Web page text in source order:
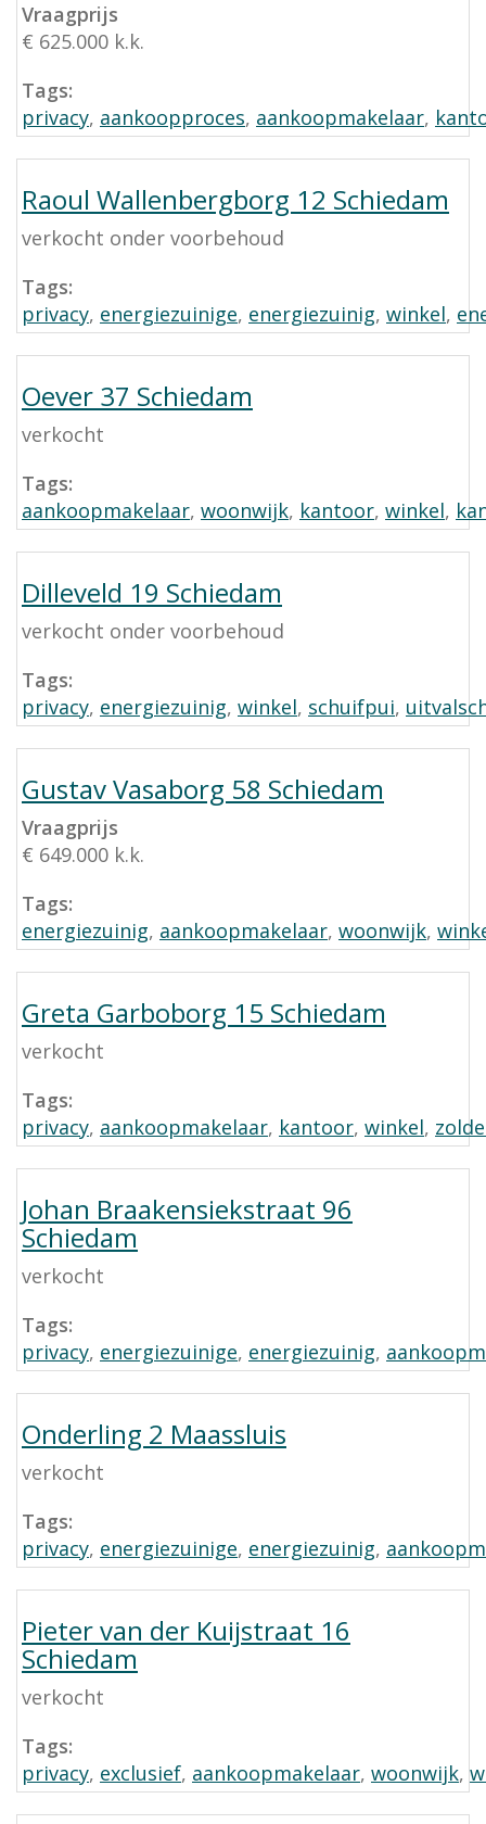
Vraagprijs
€ 625.000 k.k.
Tags:
privacy, aankoopproces, aankoopmakelaar,
Raoul Wallenbergborg 12 Schiedam
verkocht onder voorbehoud
Tags:
privacy, energiezuinige, energiezuinig, winkel,
Oever 37 Schiedam
verkocht
Tags:
aankoopmakelaar, woonwijk, kantoor, winkel,
Dilleveld 19 Schiedam
verkocht onder voorbehoud
Tags:
privacy, energiezuinig, winkel, schuifpui,
Gustav Vasaborg 58 Schiedam
Vraagprijs
€ 649.000 k.k.
Tags:
energiezuinig, aankoopmakelaar, woonwijk,
Greta Garboborg 15 Schiedam
verkocht
Tags:
privacy, aankoopmakelaar, kantoor, winkel,
Johan Braakensiekstraat 96
Schiedam
verkocht
Tags:
privacy, energiezuinige, energiezuinig,
Onderling 2 Maassluis
verkocht
Tags:
privacy, energiezuinige, energiezuinig,
Pieter van der Kuijstraat 16
Schiedam
verkocht
Tags:
privacy, exclusief, aankoopmakelaar, woonwijk,